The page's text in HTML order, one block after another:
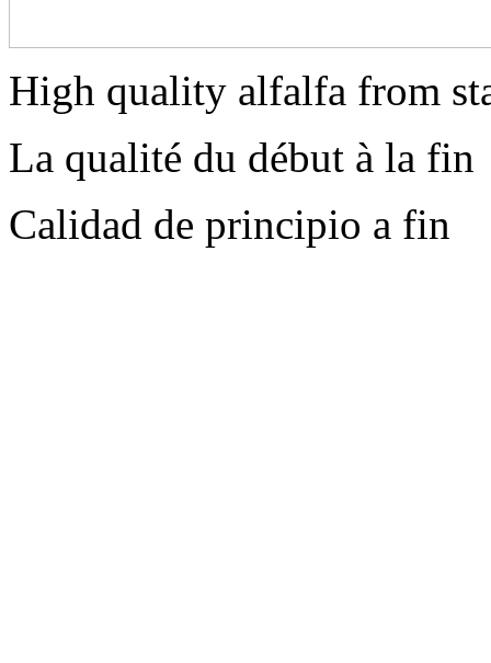
High quality alfalfa from
La qualité du début à la fin
Calidad de principio a fin